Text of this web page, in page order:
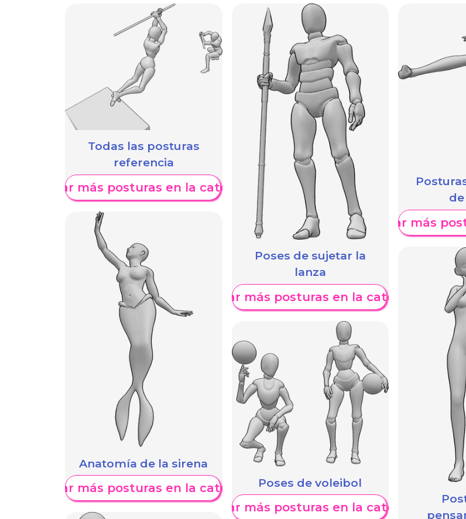
Todas las posturas
referencia
Mostrar más posturas en la categoría
Anatomía de la sirena
Mostrar más posturas en la categoría
Poses de sujetar la
lanza
Mostrar más posturas en la categoría
Poses de voleibol
Mostrar más posturas en la categoría
Mostrar más